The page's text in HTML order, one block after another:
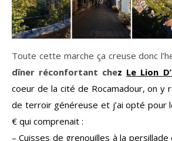
Toute cette marche ça creuse donc
dîner réconfortant chez Le Lion
coeur de la cité de Rocamadour, on y
de terroir généreuse et j’ai opté pour
€ qui comprenait :
– Cuisses de grenouilles à la